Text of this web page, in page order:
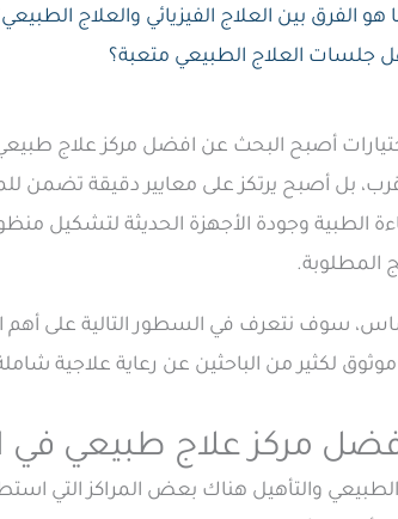
هو الفرق بين العلاج الفيزيائي والعلاج
جلسات العلاج الطبيعي متعبة؟
أصبح البحث عن افضل مركز علاج
بل أصبح يرتكز على معايير دقيقة تضمن
الطبية وجودة الأجهزة الحديثة لتشكيل
المطلوبة.
سوف نتعرف في السطور التالية على أهم
لكثير من الباحثين عن رعاية علاجية
مركز علاج طبيعي
والتأهيل هناك بعض المراكز التي